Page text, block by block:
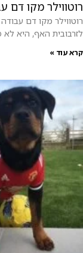
רוטווילר מקו דם
לזרבובית האף, היא לא
קרא עוד »